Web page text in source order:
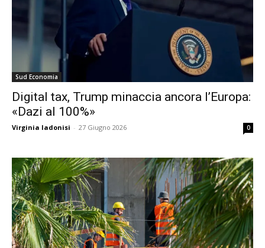
Sud Economia
Digital tax, Trump minaccia ancora l’Europa:
«Dazi al 100%»
Virginia Iadonisi - 27 Giugno 2026 0